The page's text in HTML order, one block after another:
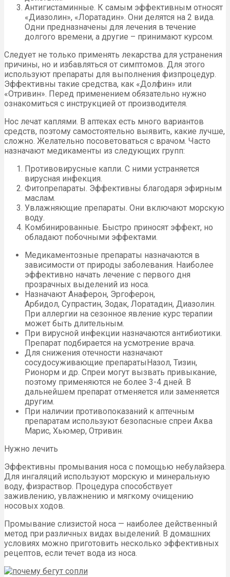
Антигистаминные. К самым эффективным относят
«Диазолин», «Лоратадин». Они делятся на 2 вида.
Одни предназначены для лечения в течение
долгого времени, а другие – принимают курсом.
Следует не только применять лекарства для устранения
причины, но и избавляться от симптомов. Для этого
используют препараты для выполнения физпроцедур.
Эффективны такие средства, как «Долфин» или
«Отривин». Перед применением обязательно нужно
ознакомиться с инструкцией от производителя.
Нос лечат каплями. В аптеках есть много вариантов
средств, поэтому самостоятельно выявить, какие лучше,
сложно. Желательно посоветоваться с врачом. Часто
назначают медикаменты из следующих групп:
Противовирусные капли. С ними устраняется
вирусная инфекция.
Фитопрепараты. Эффективны благодаря эфирным
маслам.
Увлажняющие препараты. Они включают морскую
воду.
Комбинированные. Быстро приносят эффект, но
обладают побочными эффектами.
Медикаментозные препараты назначаются в
зависимости от природы заболевания. Наиболее
эффективно начать лечение с первого дня
прозрачных выделений из носа.
Назначают Анаферон, Эргоферон,
Арбидол, Супрастин, Зодак, Лоратадин, Диазолин.
При аллергии на сезонное явление курс терапии
может быть длительным.
При вирусной инфекции назначаются антибиотики.
Препарат подбирается на усмотрение врача.
Для снижения отечности назначают
сосудосуживающие препаратыНазол, Тизин,
Рионорм и др. Спреи могут вызвать привыкание,
поэтому применяются не более 3-4 дней. В
дальнейшем препарат отменяется или заменяется
другим.
При наличии противопоказаний к аптечным
препаратам используют безопасные спреи Аква
Марис, Хьюмер, Отривин.
Нужно лечить
Эффективны промывания носа с помощью небулайзера.
Для ингаляций используют морскую и минеральную
воду, физраствор. Процедура способствует
заживлению, увлажнению и мягкому очищению
носовых ходов.
Промывание слизистой носа — наиболее действенный
метод при различных видах выделений. В домашних
условиях можно приготовить несколько эффективных
рецептов, если течет вода из носа.